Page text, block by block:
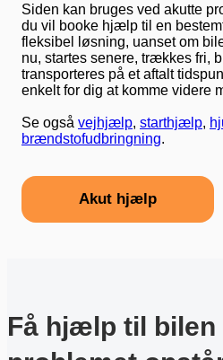
Siden kan bruges ved akutte
du vil booke hjælp til en
fleksibel løsning, uanset om
nu, startes senere, trækkes fri,
transporteres på et aftalt
enkelt for dig at komme videre
Se også vejhjælp, starthjælp,
brændstofudbringning.
Akut hjælp
Få hjælp til bilen